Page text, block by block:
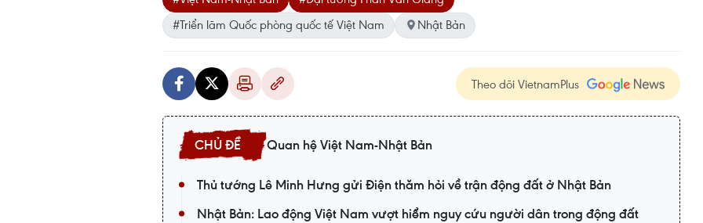
#Triển lãm Quốc phòng quốc tế Việt Nam
Nhật Bản
Theo dõi VietnamPlus
Quan hệ Việt Nam-Nhật Bản
Thủ tướng Lê Minh Hưng gửi Điện thăm hỏi về trận động đất ở Nhật Bản
Nhật Bản: Lao động Việt Nam vượt hiểm nguy cứu người dân trong động đất